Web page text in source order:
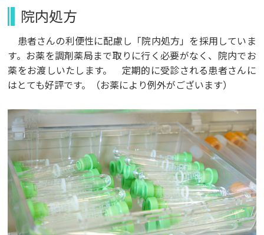
院内処方
患者さんの利便性に配慮し「院内処方」を採用していま
す。お薬を調剤薬局まで取りに行く必要がなく、院内でお
薬をお渡しいたします。 定期的に受診される患者さんに
はとても好評です。（お薬により例外がございます）